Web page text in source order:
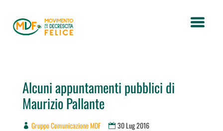
Alcuni appuntamenti pubblici di
Maurizio Pallante
Gruppo Comunicazione MDF 30 Lug 2016